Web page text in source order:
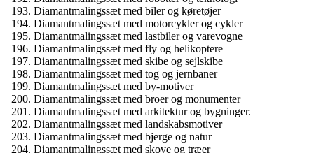
Diamantmalingssæt med biler og køretøjer
Diamantmalingssæt med motorcykler og cykler
Diamantmalingssæt med lastbiler og varevogne
Diamantmalingssæt med fly og helikoptere
Diamantmalingssæt med skibe og sejlskibe
Diamantmalingssæt med tog og jernbaner
Diamantmalingssæt med by-motiver
Diamantmalingssæt med broer og monumenter
Diamantmalingssæt med arkitektur og bygninger.
Diamantmalingssæt med landskabsmotiver
Diamantmalingssæt med bjerge og natur
Diamantmalingssæt med skove og træer